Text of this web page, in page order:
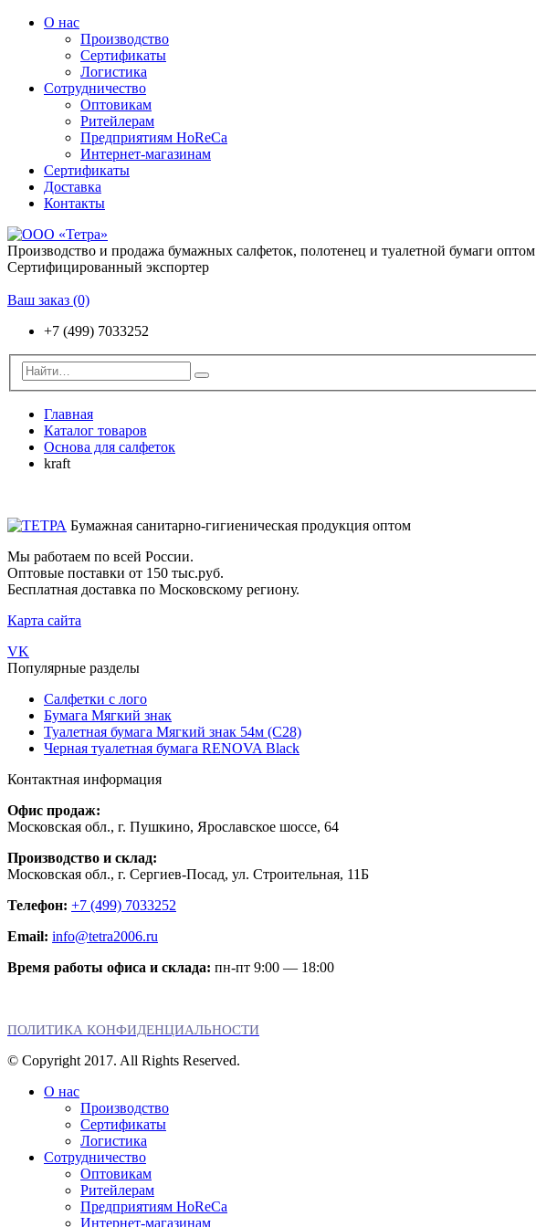
О нас
Производство
Сертификаты
Логистика
Сотрудничество
Оптовикам
Ритейлерам
Предприятиям HoReCa
Интернет-магазинам
Сертификаты
Доставка
Контакты
Производство и продажа бумажных салфеток, полотенец и туалетной бумаги оптом
Сертифицированный экспортер
Ваш заказ (0)
+7 (499) 7033252
Главная
Каталог товаров
Основа для салфеток
kraft
Бумажная санитарно-гигиеническая продукция оптом
Мы работаем по всей России.
Оптовые поставки от 150 тыс.руб.
Бесплатная доставка по Московскому региону.
Карта сайта
VK
Популярные разделы
Салфетки с лого
Бумага Мягкий знак
Туалетная бумага Мягкий знак 54м (С28)
Черная туалетная бумага RENOVA Black
Контактная информация
Офис продаж:
Московская обл., г. Пушкино, Ярославское шоссе, 64
Производство и склад:
Московская обл., г. Сергиев-Посад, ул. Строительная, 11Б
Телефон: +7 (499) 7033252
Email: info@tetra2006.ru
Время работы офиса и склада: пн-пт 9:00 — 18:00
ПОЛИТИКА КОНФИДЕНЦИАЛЬНОСТИ
© Copyright 2017. All Rights Reserved.
О нас
Производство
Сертификаты
Логистика
Сотрудничество
Оптовикам
Ритейлерам
Предприятиям HoReCa
Интернет-магазинам